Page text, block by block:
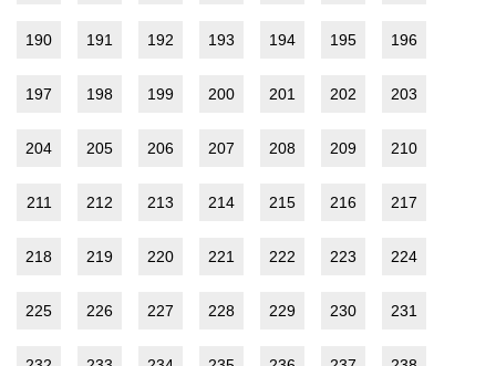
190 191 192 193 194 195 196
197 198 199 200 201 202 203
204 205 206 207 208 209 210
211 212 213 214 215 216 217
218 219 220 221 222 223 224
225 226 227 228 229 230 231